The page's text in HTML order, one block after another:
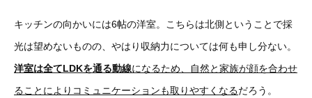
キッチンの向かいには6帖の洋室。こちらは北側ということで採
光は望めないものの、やはり収納力については何も申し分ない。
洋室は全てLDKを通る動線になるため、自然と家族が顔を合わせ
ることによりコミュニケーションも取りやすくなるだろう。